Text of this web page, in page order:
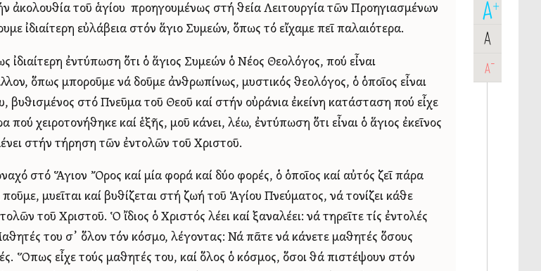
A+
A
A-
ἀκολουθία τοῦ ἁγίου προηγουμένως στή θεία Λειτουργία τῶν Προηγιασμένων
ἰδιαίτερη εὐλάβεια στόν ἅγιο Συμεών, ὅπως τό εἴχαμε πεῖ παλαιότερα.
ἰδιαίτερη ἐντύπωση ὅτι ὁ ἅγιος Συμεών ὁ Νέος Θεολόγος, πού εἶναι
ὅπως μποροῦμε νά δοῦμε ἀνθρωπίνως, μυστικός θεολόγος, ὁ ὁποῖος εἶναι
βυθισμένος στό Πνεῦμα τοῦ Θεοῦ καί στήν οὐράνια ἐκείνη κατάσταση πού εἶχε
χειροτονήθηκε καί ἑξῆς, μοῦ κάνει, λέω, ἐντύπωση ὅτι εἶναι ὁ ἅγιος ἐκεῖνος
στήν τήρηση τῶν ἐντολῶν τοῦ Χριστοῦ.
στό Ἅγιον Ὄρος καί μία φορά καί δύο φορές, ὁ ὁποῖος καί αὐτός ζεῖ πάρα
μυεῖται καί βυθίζεται στή ζωή τοῦ Ἁγίου Πνεύματος, νά τονίζει κάθε
τοῦ Χριστοῦ. Ὁ ἴδιος ὁ Χριστός λέει καί ξαναλέει: νά τηρεῖτε τίς ἐντολές
του σ᾿ ὅλον τόν κόσμο, λέγοντας: Νά πᾶτε νά κάνετε μαθητές ὅσους
Ὅπως εἶχε τούς μαθητές του, καί ὅλος ὁ κόσμος, ὅσοι θά πιστέψουν στόν